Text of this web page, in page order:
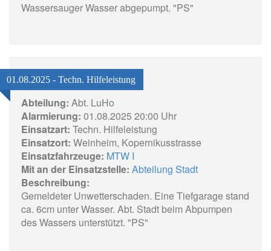
Wassersauger Wasser abgepumpt. "PS"
01.08.2025 - Techn. Hilfeleistung
Abteilung: Abt. LuHo
Alarmierung: 01.08.2025 20:00 Uhr
Einsatzart: Techn. Hilfeleistung
Einsatzort: Weinheim, Kopernikusstrasse
Einsatzfahrzeuge: MTW I
Mit an der Einsatzstelle: Abteilung Stadt
Beschreibung:
Gemeldeter Unwetterschaden. Eine Tiefgarage stand
ca. 6cm unter Wasser. Abt. Stadt beim Abpumpen
des Wassers unterstützt. "PS"